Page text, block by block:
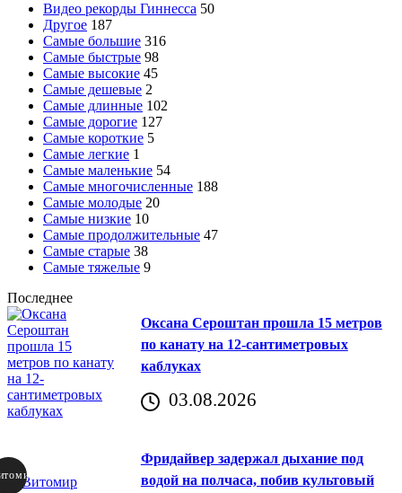
Видео рекорды Гиннесса 50
Другое 187
Самые большие 316
Самые быстрые 98
Самые высокие 45
Самые дешевые 2
Самые длинные 102
Самые дорогие 127
Самые короткие 5
Самые легкие 1
Самые маленькие 54
Самые многочисленные 188
Самые молодые 20
Самые низкие 10
Самые продолжительные 47
Самые старые 38
Самые тяжелые 9
Последнее
Оксана Сероштан прошла 15 метров
по канату на 12-сантиметровых
каблуках
03.08.2026
Фридайвер задержал дыхание под
водой на полчаса, побив культовый